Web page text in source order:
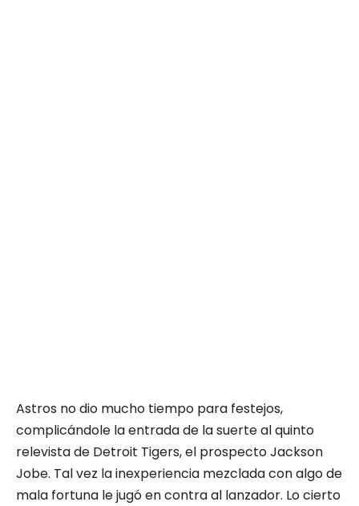
Astros no dio mucho tiempo para festejos,
complicándole la entrada de la suerte al quinto
relevista de Detroit Tigers, el prospecto Jackson
Jobe. Tal vez la inexperiencia mezclada con algo de
mala fortuna le jugó en contra al lanzador. Lo cierto